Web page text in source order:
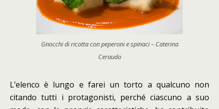
Gnocchi di ricotta con peperoni e spinaci – Caterina
Ceraudo
L’elenco è lungo e farei un torto a qualcuno non
citando tutti i protagonisti, perché ciascuno a suo